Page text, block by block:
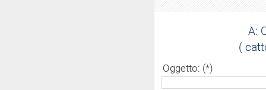
A:
(
Oggetto: (*)